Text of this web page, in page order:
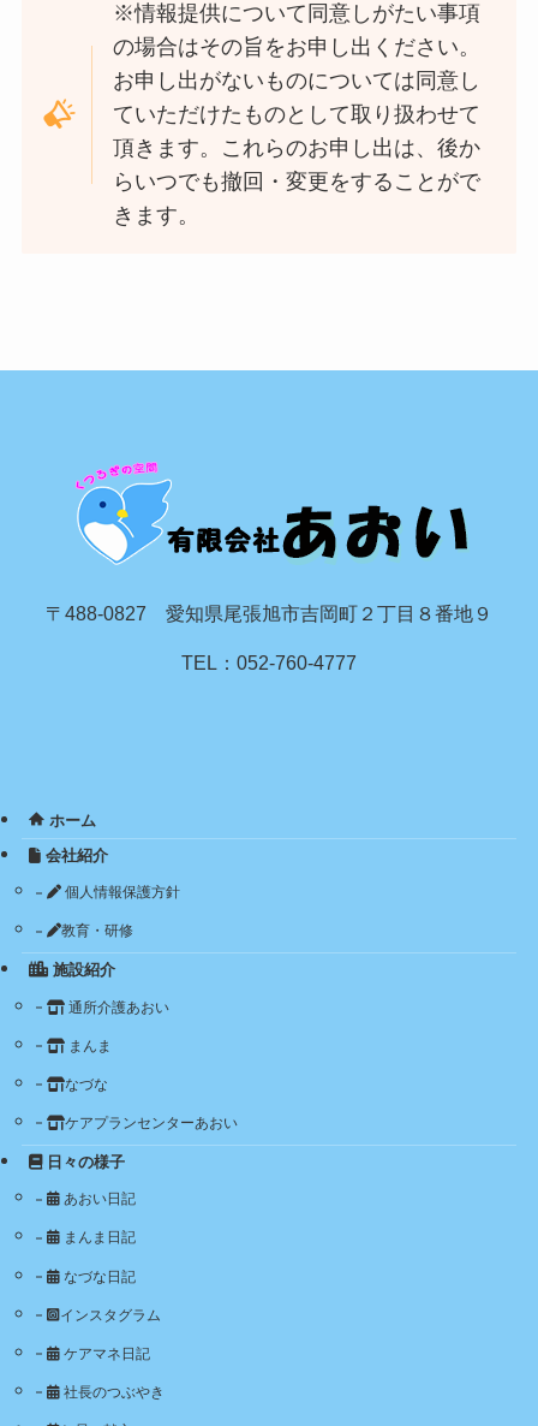
※情報提供について同意しがたい事項
の場合はその旨をお申し出ください。
お申し出がないものについては同意し
ていただけたものとして取り扱わせて
頂きます。これらのお申し出は、後か
らいつでも撤回・変更をすることがで
きます。
〒488-0827 愛知県尾張旭市吉岡町２丁目８番地９
TEL：052-760-4777
ホーム
会社紹介
個人情報保護方針
教育・研修
施設紹介
通所介護あおい
まんま
なづな
ケアプランセンターあおい
日々の様子
あおい日記
まんま日記
なづな日記
インスタグラム
ケアマネ日記
社長のつぶやき